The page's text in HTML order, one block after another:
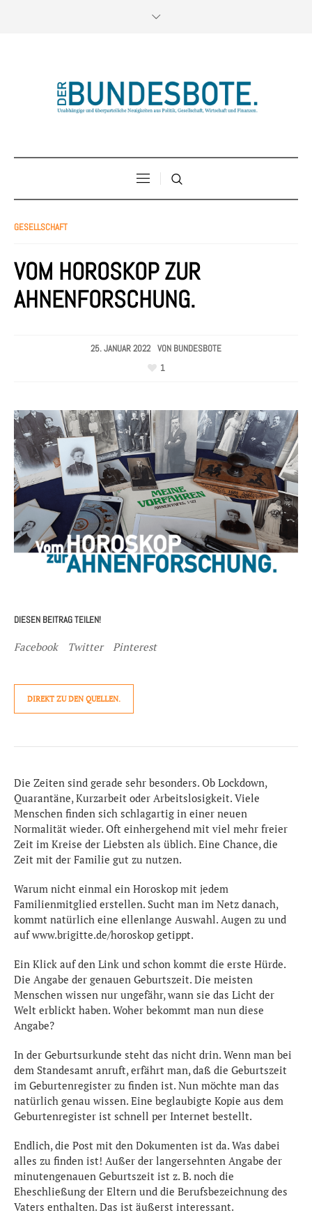
GESELLSCHAFT
VOM HOROSKOP ZUR
AHNENFORSCHUNG.
25. JANUAR 2022 VON BUNDESBOTE
1
DIESEN BEITRAG TEILEN!
Facebook Twitter Pinterest
DIREKT ZU DEN QUELLEN.
Die Zeiten sind gerade sehr besonders. Ob Lockdown,
Quarantäne, Kurzarbeit oder Arbeitslosigkeit. Viele
Menschen finden sich schlagartig in einer neuen
Normalität wieder. Oft einhergehend mit viel mehr freier
Zeit im Kreise der Liebsten als üblich. Eine Chance, die
Zeit mit der Familie gut zu nutzen.
Warum nicht einmal ein Horoskop mit jedem
Familienmitglied erstellen. Sucht man im Netz danach,
kommt natürlich eine ellenlange Auswahl. Augen zu und
auf www.brigitte.de/horoskop getippt.
Ein Klick auf den Link und schon kommt die erste Hürde.
Die Angabe der genauen Geburtszeit. Die meisten
Menschen wissen nur ungefähr, wann sie das Licht der
Welt erblickt haben. Woher bekommt man nun diese
Angabe?
In der Geburtsurkunde steht das nicht drin. Wenn man bei
dem Standesamt anruft, erfährt man, daß die Geburtszeit
im Geburtenregister zu finden ist. Nun möchte man das
natürlich genau wissen. Eine beglaubigte Kopie aus dem
Geburtenregister ist schnell per Internet bestellt.
Endlich, die Post mit den Dokumenten ist da. Was dabei
alles zu finden ist! Außer der langersehnten Angabe der
minutengenauen Geburtszeit ist z. B. noch die
Eheschließung der Eltern und die Berufsbezeichnung des
Vaters enthalten. Das ist äußerst interessant.